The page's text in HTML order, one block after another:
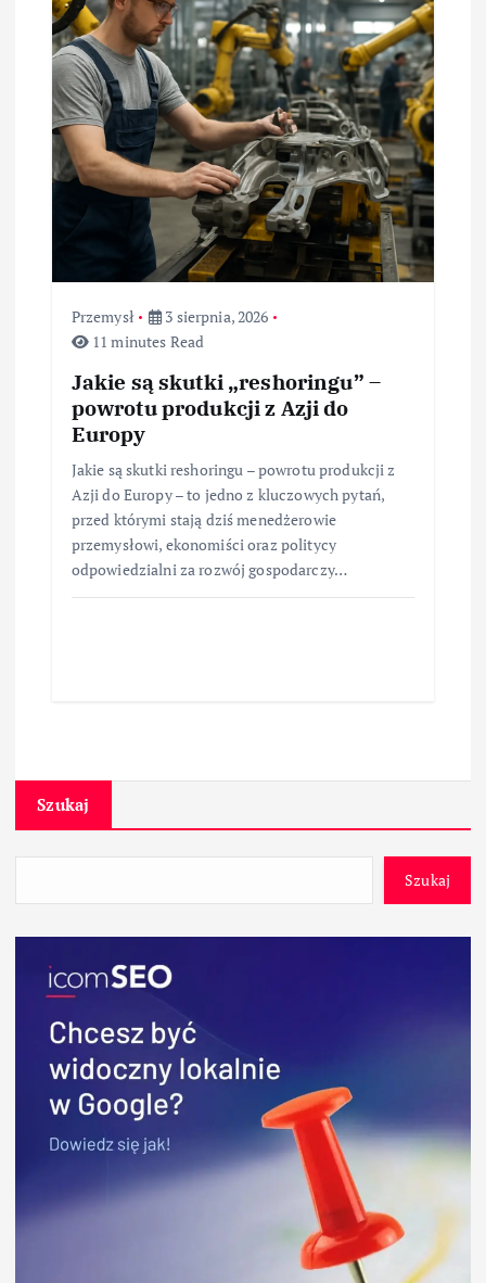
Przemysł
3 sierpnia, 2026
11 minutes Read
Jakie są skutki „reshoringu” –
powrotu produkcji z Azji do
Europy
Jakie są skutki reshoringu – powrotu produkcji z
Azji do Europy – to jedno z kluczowych pytań,
przed którymi stają dziś menedżerowie
przemysłowi, ekonomiści oraz politycy
odpowiedzialni za rozwój gospodarczy…
Szukaj
Szukaj